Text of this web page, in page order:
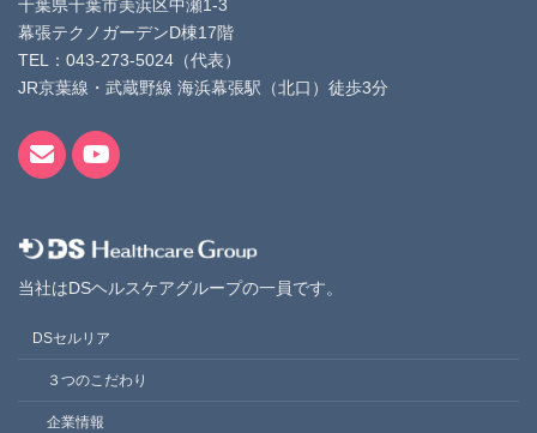
千葉県千葉市美浜区中瀬1-3
幕張テクノガーデンD棟17階
TEL：043-273-5024（代表）
JR京葉線・武蔵野線 海浜幕張駅（北口）徒歩3分
当社はDSヘルスケアグループの一員です。
DSセルリア
３つのこだわり
企業情報